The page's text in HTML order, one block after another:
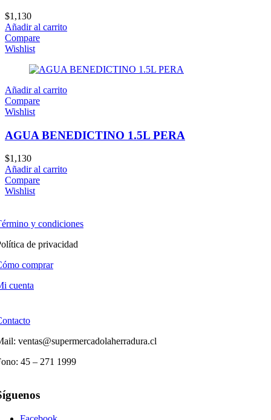
$1,130
Añadir al carrito
Compare
Wishlist
Añadir al carrito
Compare
Wishlist
AGUA BENEDICTINO 1.5L PERA
$1,130
Añadir al carrito
Compare
Wishlist
y condiciones
de privacidad
comprar
cuenta
ventas@supermercadolaherradura.cl
45 – 271 1999